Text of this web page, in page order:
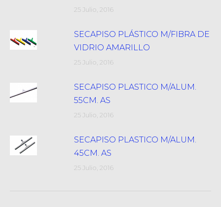
25 Julio, 2016
SECAPISO PLÁSTICO M/FIBRA DE
VIDRIO AMARILLO
25 Julio, 2016
SECAPISO PLASTICO M/ALUM.
55CM. AS
25 Julio, 2016
SECAPISO PLASTICO M/ALUM.
45CM. AS
25 Julio, 2016